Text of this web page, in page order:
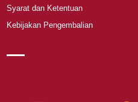
Syarat dan Ketentuan
Kebijakan Pengembalian